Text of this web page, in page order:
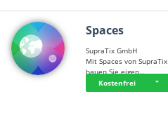
Spaces
SupraTix GmbH
Mit Spaces von SupraTix
bauen Sie eigen…
Kostenfrei